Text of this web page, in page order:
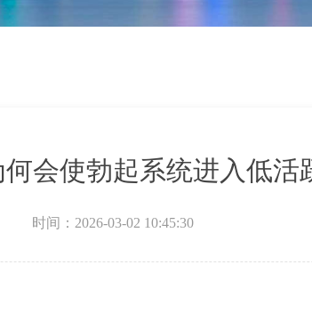
会使勃起系统进入低活
时间：2026-03-02 10:45:30